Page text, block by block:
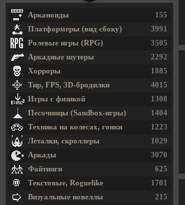
155
Арканоиды
3991
Платформеры (вид сбоку)
3505
Ролевые игры (RPG)
2292
Аркадные шутеры
1885
Хорроры
4015
Тир, FPS, 3D-бродилки
1308
Игры с физикой
1404
Песочницы (Sandbox-игры)
1223
Техника на колесах, гонки
1029
Леталки, скроллеры
3070
Аркады
625
Файтинги
1701
Текстовые, Roguelike
215
Визуальные новеллы